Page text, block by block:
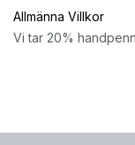
Allmänna Villkor
Vi tar 20%